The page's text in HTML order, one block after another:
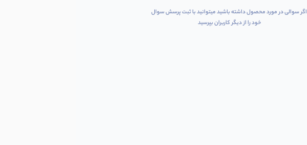
اگر سوالی در مورد محصول داشته باشید میتوانید با ثبت پرسش سوال
خود را از دیگر کاربران بپرسید